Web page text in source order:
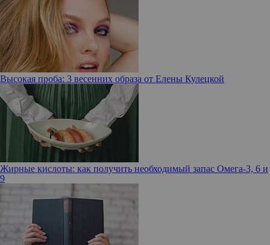
Высокая проба: 3 весенних образа от Елены Кулецкой
Жирные кислоты: как получить необходимый запас Омега-3, 6 и
9